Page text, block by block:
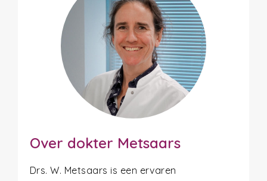
Over dokter Metsaars
Drs. W. Metsaars is een ervaren